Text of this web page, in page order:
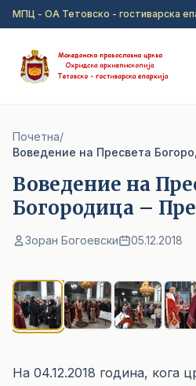
Прејди на главна содржина
МПЦ - ОА Тетовско - гостиварска
Почетна/
Воведение на Пресвета
Воведение на
Богородица –
Зоран Богоевски 05.12.2018
На 04.12.2018 година, кога